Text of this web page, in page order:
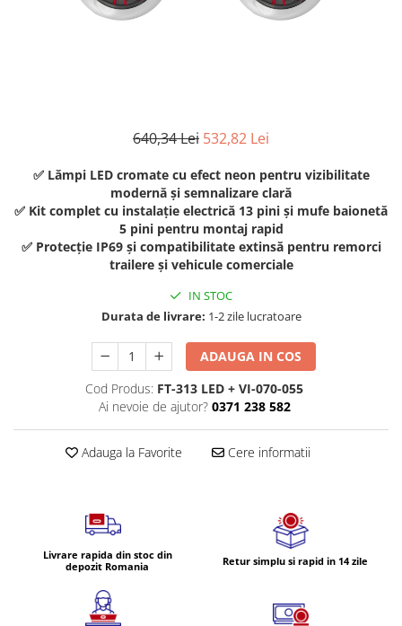
Mercedes Actros MP6
Scania R S G P Next Generation
Scania RPG
Volvo Aero
Volvo FH 4 Euro 6
Lumini, Becuri, Proiectoare
Accesorii iluminare LED camioane
Becuri Led Auto
Seturi de Becuri Auto
Faruri Camioane, Utilaje &
640,34 Lei 532,82 Lei
✅ Lămpi LED cromate cu efect neon pentru vizibilitate
modernă și semnalizare clară
✅ Kit complet cu instalație electrică 13 pini și mufe baionetă
5 pini pentru montaj rapid
✅ Protecție IP69 și compatibilitate extinsă pentru remorci
trailere și vehicule comerciale
IN STOC
Durata de livrare: 1-2 zile lucratoare
ADAUGA IN COS
Cod Produs: FT-313 LED + VI-070-055
Ai nevoie de ajutor? 0371 238 582
Adauga la Favorite Cere informatii
Livrare rapida din stoc din
depozit Romania
Retur simplu si rapid in 14 zile